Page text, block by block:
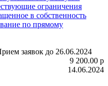
ограничения
в собственность
по прямому
заявок до 26.06.2024
9 200.00 p
14.06.2024